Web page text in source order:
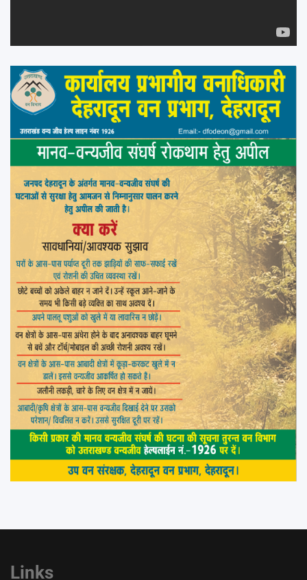
Links